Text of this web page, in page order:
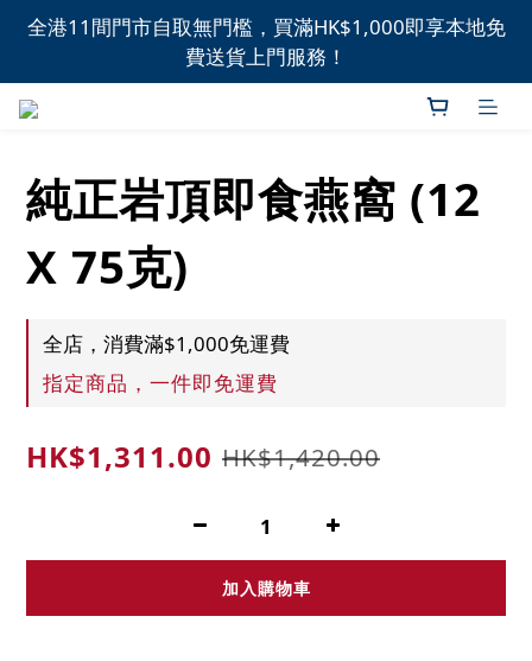
全港11間門市自取無門檻，買滿HK$1,000即享本地免
費送貨上門服務！
全港11間門市自取無門檻，買滿HK$1,000即享本地免
費送貨上門服務！
新品上市，精選優惠，盡在本週推介！
全港11間門市自取無門檻，買滿HK$1,000即享本地免
費送貨上門服務！
純正岩頂即食燕窩 (12
X 75克)
全店，消費滿$1,000免運費
指定商品，一件即免運費
HK$1,311.00 HK$1,420.00
加入購物車